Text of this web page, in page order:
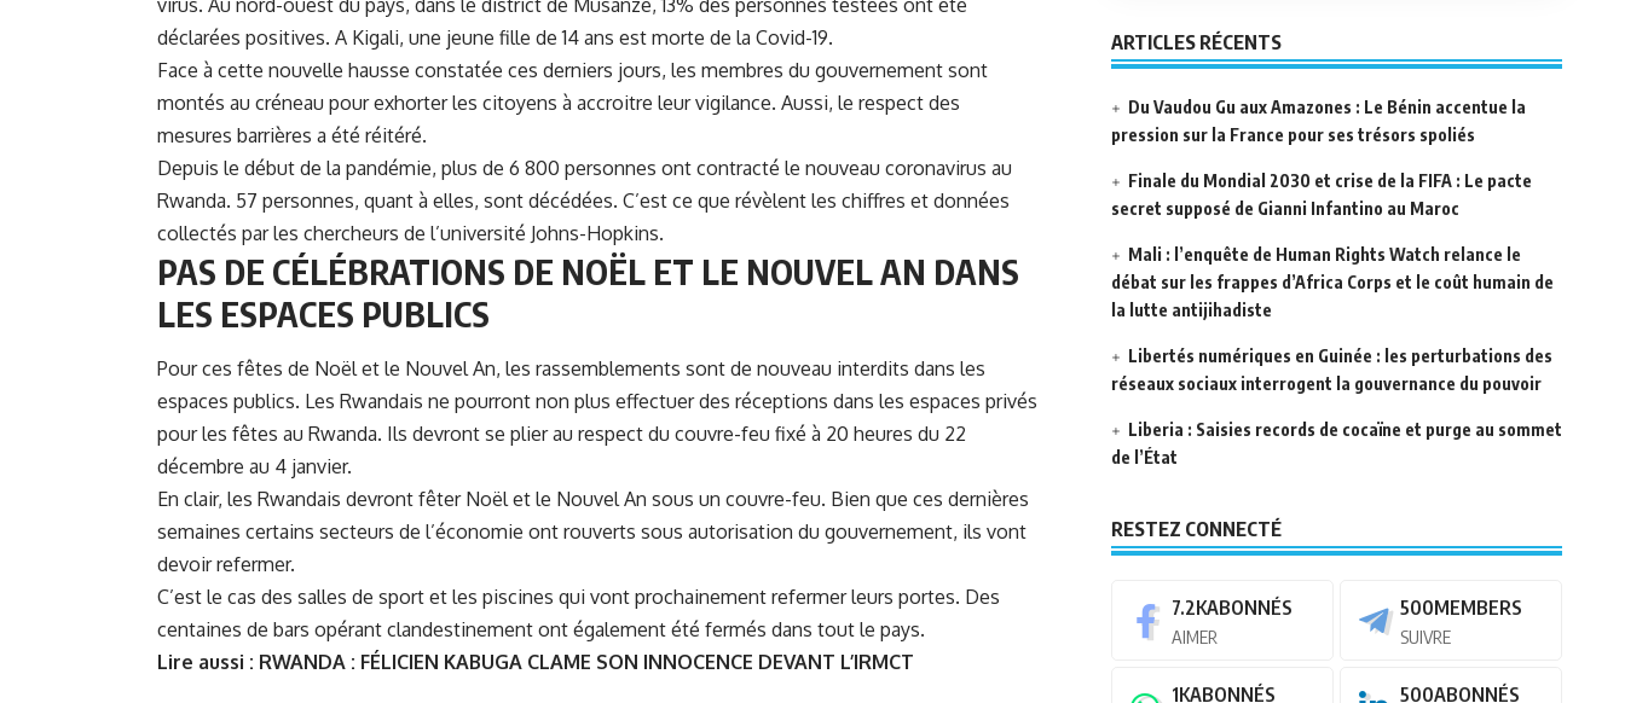
virus. Au nord-ouest du pays, dans le district de Musanze, 13% des personnes testées ont été
déclarées positives. A Kigali, une jeune fille de 14 ans est morte de la Covid-19.
Face à cette nouvelle hausse constatée ces derniers jours, les membres du gouvernement sont
montés au créneau pour exhorter les citoyens à accroitre leur vigilance. Aussi, le respect des
mesures barrières a été réitéré.
Depuis le début de la pandémie, plus de 6 800 personnes ont contracté le nouveau coronavirus au
Rwanda. 57 personnes, quant à elles, sont décédées. C’est ce que révèlent les chiffres et données
collectés par les chercheurs de l’université Johns-Hopkins.
PAS DE CÉLÉBRATIONS DE NOËL ET LE NOUVEL AN DANS
LES ESPACES PUBLICS
Pour ces fêtes de Noël et le Nouvel An, les rassemblements sont de nouveau interdits dans les
espaces publics. Les Rwandais ne pourront non plus effectuer des réceptions dans les espaces privés
pour les fêtes au Rwanda. Ils devront se plier au respect du couvre-feu fixé à 20 heures du 22
décembre au 4 janvier.
En clair, les Rwandais devront fêter Noël et le Nouvel An sous un couvre-feu. Bien que ces dernières
semaines certains secteurs de l’économie ont rouverts sous autorisation du gouvernement, ils vont
devoir refermer.
C’est le cas des salles de sport et les piscines qui vont prochainement refermer leurs portes. Des
centaines de bars opérant clandestinement ont également été fermés dans tout le pays.
Lire aussi : RWANDA : FÉLICIEN KABUGA CLAME SON INNOCENCE DEVANT L’IRMCT
ARTICLES RÉCENTS
Du Vaudou Gu aux Amazones : Le Bénin accentue la
pression sur la France pour ses trésors spoliés
Finale du Mondial 2030 et crise de la FIFA : Le pacte
secret supposé de Gianni Infantino au Maroc
Mali : l’enquête de Human Rights Watch relance le
débat sur les frappes d’Africa Corps et le coût humain de
la lutte antijihadiste
Libertés numériques en Guinée : les perturbations des
réseaux sociaux interrogent la gouvernance du pouvoir
Liberia : Saisies records de cocaïne et purge au sommet
de l’État
RESTEZ CONNECTÉ
7.2KABONNÉS
AIMER
500MEMBERS
SUIVRE
1KABONNÉS 500ABONNÉS